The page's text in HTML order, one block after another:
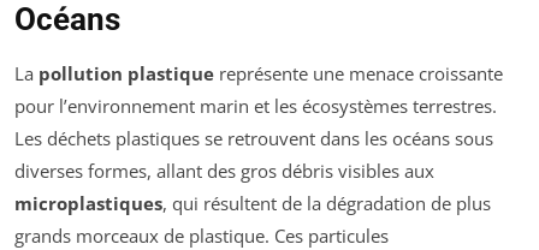
Océans
La pollution plastique représente une menace croissante
pour l’environnement marin et les écosystèmes terrestres.
Les déchets plastiques se retrouvent dans les océans sous
diverses formes, allant des gros débris visibles aux
microplastiques, qui résultent de la dégradation de plus
grands morceaux de plastique. Ces particules